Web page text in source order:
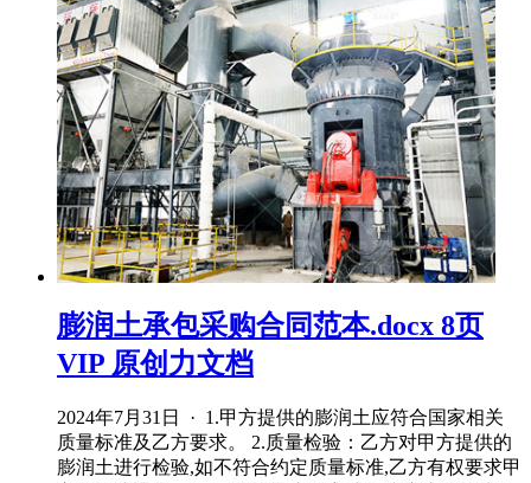
膨润土承包采购合同范本.docx 8页
VIP 原创力文档
2024年7月31日 · 1.甲方提供的膨润土应符合国家相关
质量标准及乙方要求。 2.质量检验：乙方对甲方提供的
膨润土进行检验,如不符合约定质量标准,乙方有权要求甲